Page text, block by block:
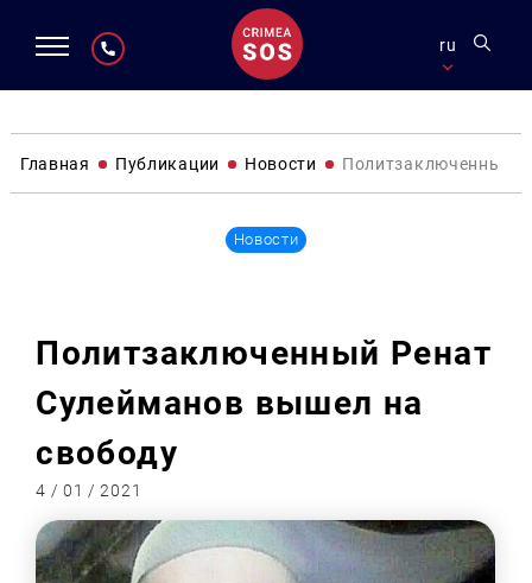
ru
Главная Публикации Новости Политзаключенный
Новости
Политзаключенный Ренат
Сулейманов вышел на
свободу
4 / 01 / 2021